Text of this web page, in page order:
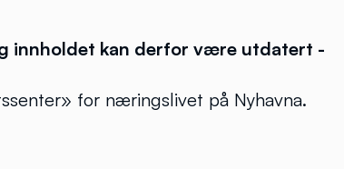
innholdet kan derfor være utdatert -
for næringslivet på Nyhavna.